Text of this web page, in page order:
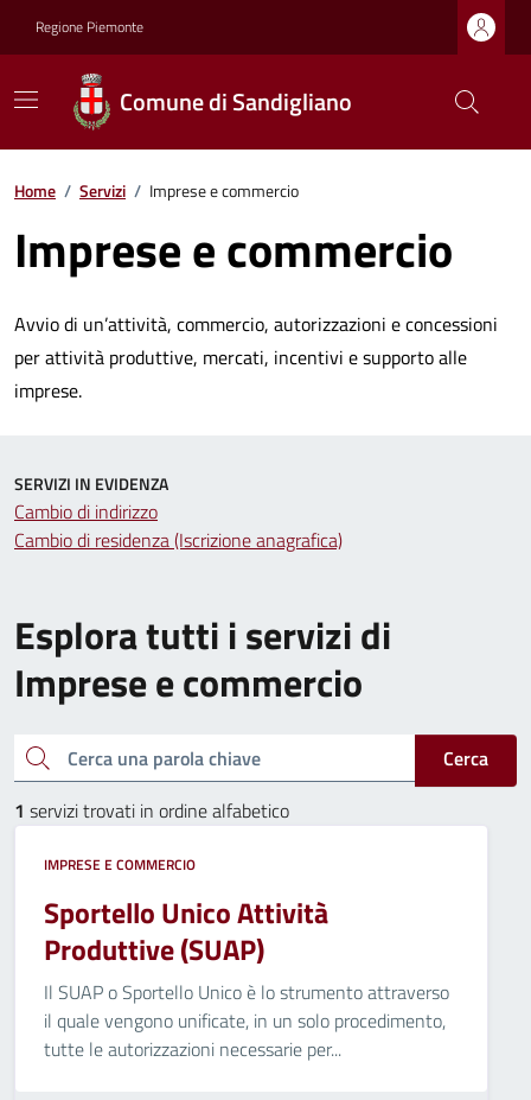
Regione Piemonte
Comune di Sandigliano
Home / Servizi / Imprese e commercio
Imprese e commercio
Avvio di un’attività, commercio, autorizzazioni e concessioni
per attività produttive, mercati, incentivi e supporto alle
imprese.
Esplora tutti i servizi di
Imprese e commercio
Cerca una parola chiave
Cerca
1 servizi trovati in ordine alfabetico
IMPRESE E COMMERCIO
Sportello Unico Attività
Produttive (SUAP)
Il SUAP o Sportello Unico è lo strumento attraverso
il quale vengono unificate, in un solo procedimento,
tutte le autorizzazioni necessarie per...
SERVIZI IN EVIDENZA
Cambio di indirizzo
Cambio di residenza (Iscrizione anagrafica)